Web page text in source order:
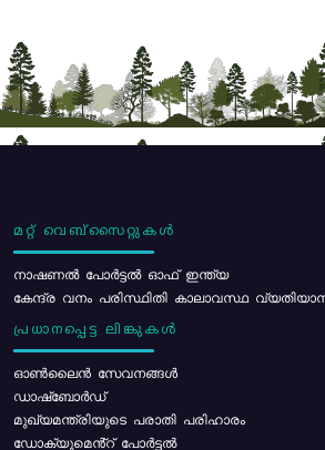
മറ്റ് വെബ്സൈറ്റുകൾ
നാഷണൽ പോർട്ടൽ ഓഫ് ഇന്ത്യ
കേന്ദ്ര വനം പരിസ്ഥിതി കാലാവസ്ഥ
പ്രധാനപ്പെട്ട ലിങ്കുകൾ
ഓൺലൈൻ സേവനങ്ങൾ
ഡാഷ്ബോർഡ്
മുഖ്യമന്ത്രിയുടെ പരാതി പരിഹാരം
ഡോക്യുമെൻ്റ് പോർട്ടൽ